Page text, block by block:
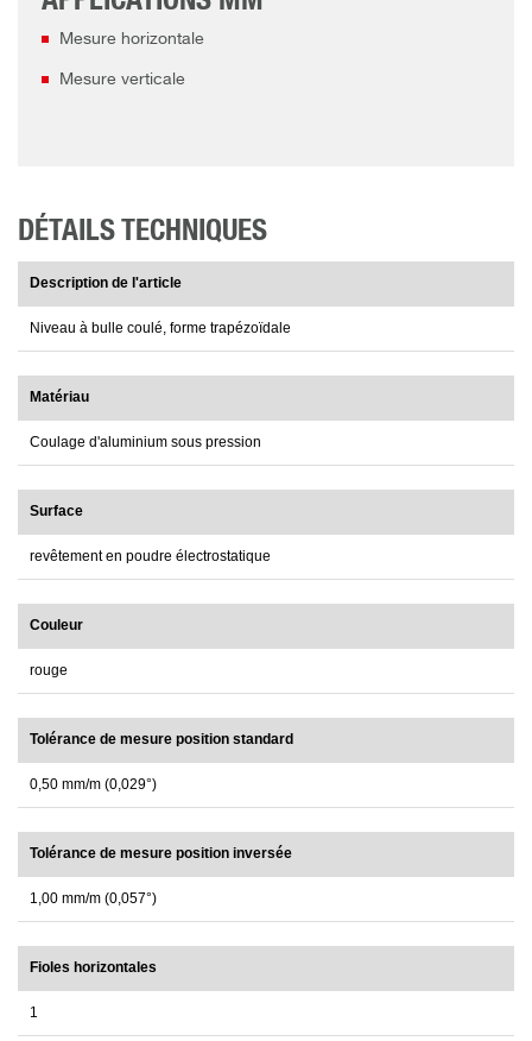
Mesure horizontale
Mesure verticale
DÉTAILS TECHNIQUES
Description de l'article
Niveau à bulle coulé, forme trapézoïdale
Matériau
Coulage d'aluminium sous pression
Surface
revêtement en poudre électrostatique
Couleur
rouge
Tolérance de mesure position standard
0,50 mm/m (0,029°)
Tolérance de mesure position inversée
1,00 mm/m (0,057°)
Fioles horizontales
1